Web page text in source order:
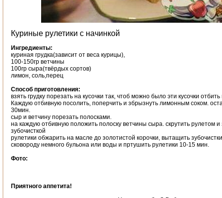
Куриные рулетики с начинкой
Ингредиенты:
куриная грудка(зависит от веса курицы),
100-150гр ветчины
100гр сыра(твёрдых сортов)
лимон, соль,перец
Способ приготовления:
взять грудку порезать на кусочки так, чтоб можно было эти кусочки
Каждую отбивную посолить, поперчить и збрызнуть лимонным соком.
30мин.
сыр и ветчину порезать полосками.
на каждую отбивную положить полоску ветчины сыра. скрутить рулетом и
зубочисткой
рулетики обжарить на масле до золотистой корочки, вытащить
сковороду немного бульона или воды и пртушить рулетики 10-15 мин.
Фото:
Приятного аппетита!